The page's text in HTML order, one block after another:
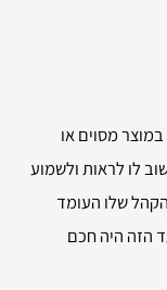
מסוים או
לו לראות ולשמוע
שלו העומד
הזה היה חכם